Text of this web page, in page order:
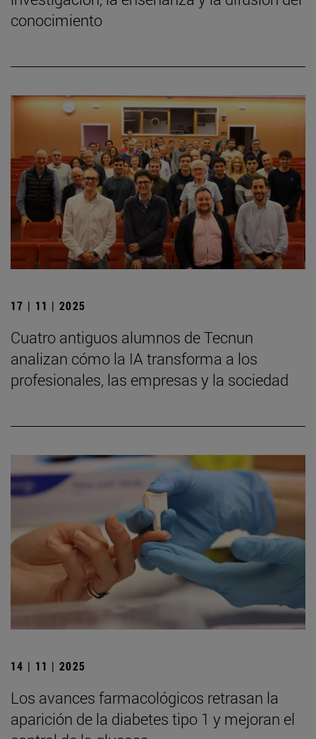
conocimiento
17 | 11 | 2025
Cuatro antiguos alumnos de Tecnun
analizan cómo la IA transforma a los
profesionales, las empresas y la sociedad
14 | 11 | 2025
Los avances farmacológicos retrasan la
aparición de la diabetes tipo 1 y mejoran el